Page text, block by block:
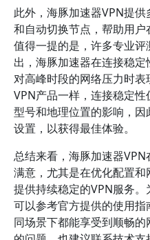
此外，海豚加速器VPN提
和自动切换节点，帮助用户
值得一提的是，许多专业
出，海豚加速器在连接稳
对高峰时段的网络压力时
VPN产品一样，连接稳定
型号和地理位置的影响，
设置，以获得最佳体验。
总结来看，海豚加速器
满意，尤其是在优化配置
提供持续稳定的VPN服务
可以参考官方提供的使用
同场景下都能享受到顺畅